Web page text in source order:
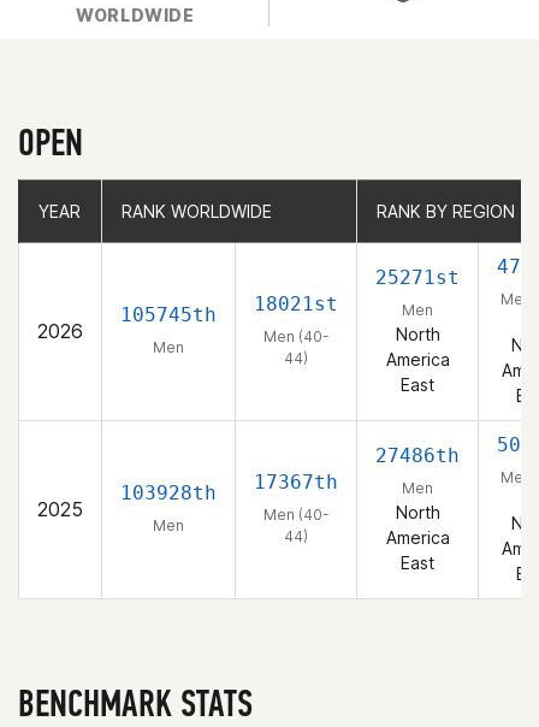
WORLDWIDE
OPEN
YEAR RANK WORLDWIDE RANK BY REGION
2026
105745th
Men
18021st
Men (40-
44)
25271st
Men
North
America
East
Men
2025
103928th
Men
17367th
Men (40-
44)
27486th
Men
North
America
East
Men
YEAR RANK WORLDWIDE RANK BY REGION
BENCHMARK STATS